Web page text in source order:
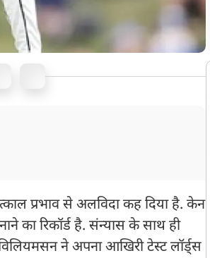
प्रभाव से अलविदा कह दिया है. केन
का रिकॉर्ड है. संन्यास के साथ ही
ने अपना आखिरी टेस्ट लॉर्ड्स